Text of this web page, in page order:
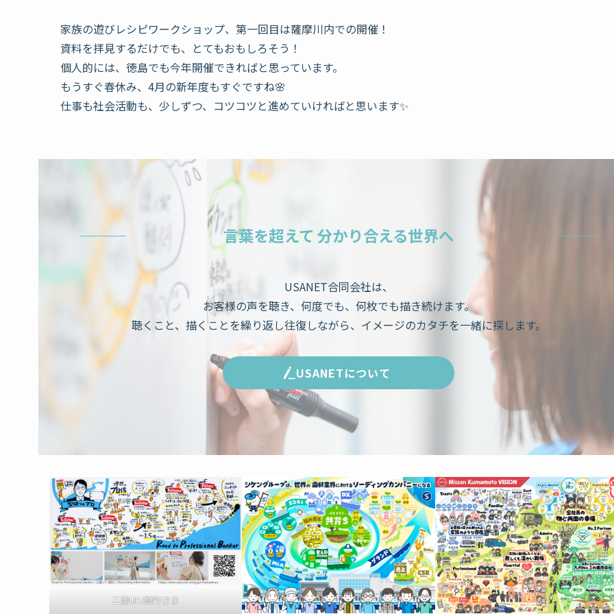
家族の遊びレシピワークショップ、第一回目は薩摩川内での開催！
資料を拝見するだけでも、とてもおもしろそう！
個人的には、徳島でも今年開催できればと思っています。
もうすぐ春休み、4月の新年度もすぐですね🌸
仕事も社会活動も、少しずつ、コツコツと進めていければと思います✨
言葉を超えて 分かり合える世界へ
USANET合同会社は、
お客様の声を聴き、何度でも、何枚でも描き続けます。
聴くこと、描くことを繰り返し往復しながら、イメージのカタチを一緒に探します。
USANETについて
三菱UFJ銀行さま